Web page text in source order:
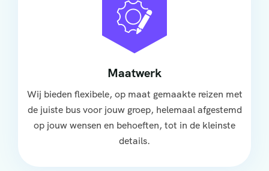
Maatwerk
Wij bieden flexibele, op maat gemaakte reizen met
de juiste bus voor jouw groep, helemaal afgestemd
op jouw wensen en behoeften, tot in de kleinste
details.